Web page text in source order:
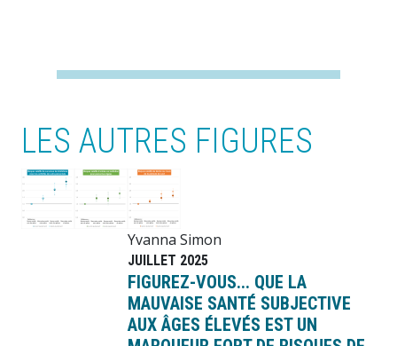
LES AUTRES FIGURES
Image
Yvanna Simon
JUILLET 2025
FIGUREZ-VOUS... QUE LA
MAUVAISE SANTÉ SUBJECTIVE
AUX ÂGES ÉLEVÉS EST UN